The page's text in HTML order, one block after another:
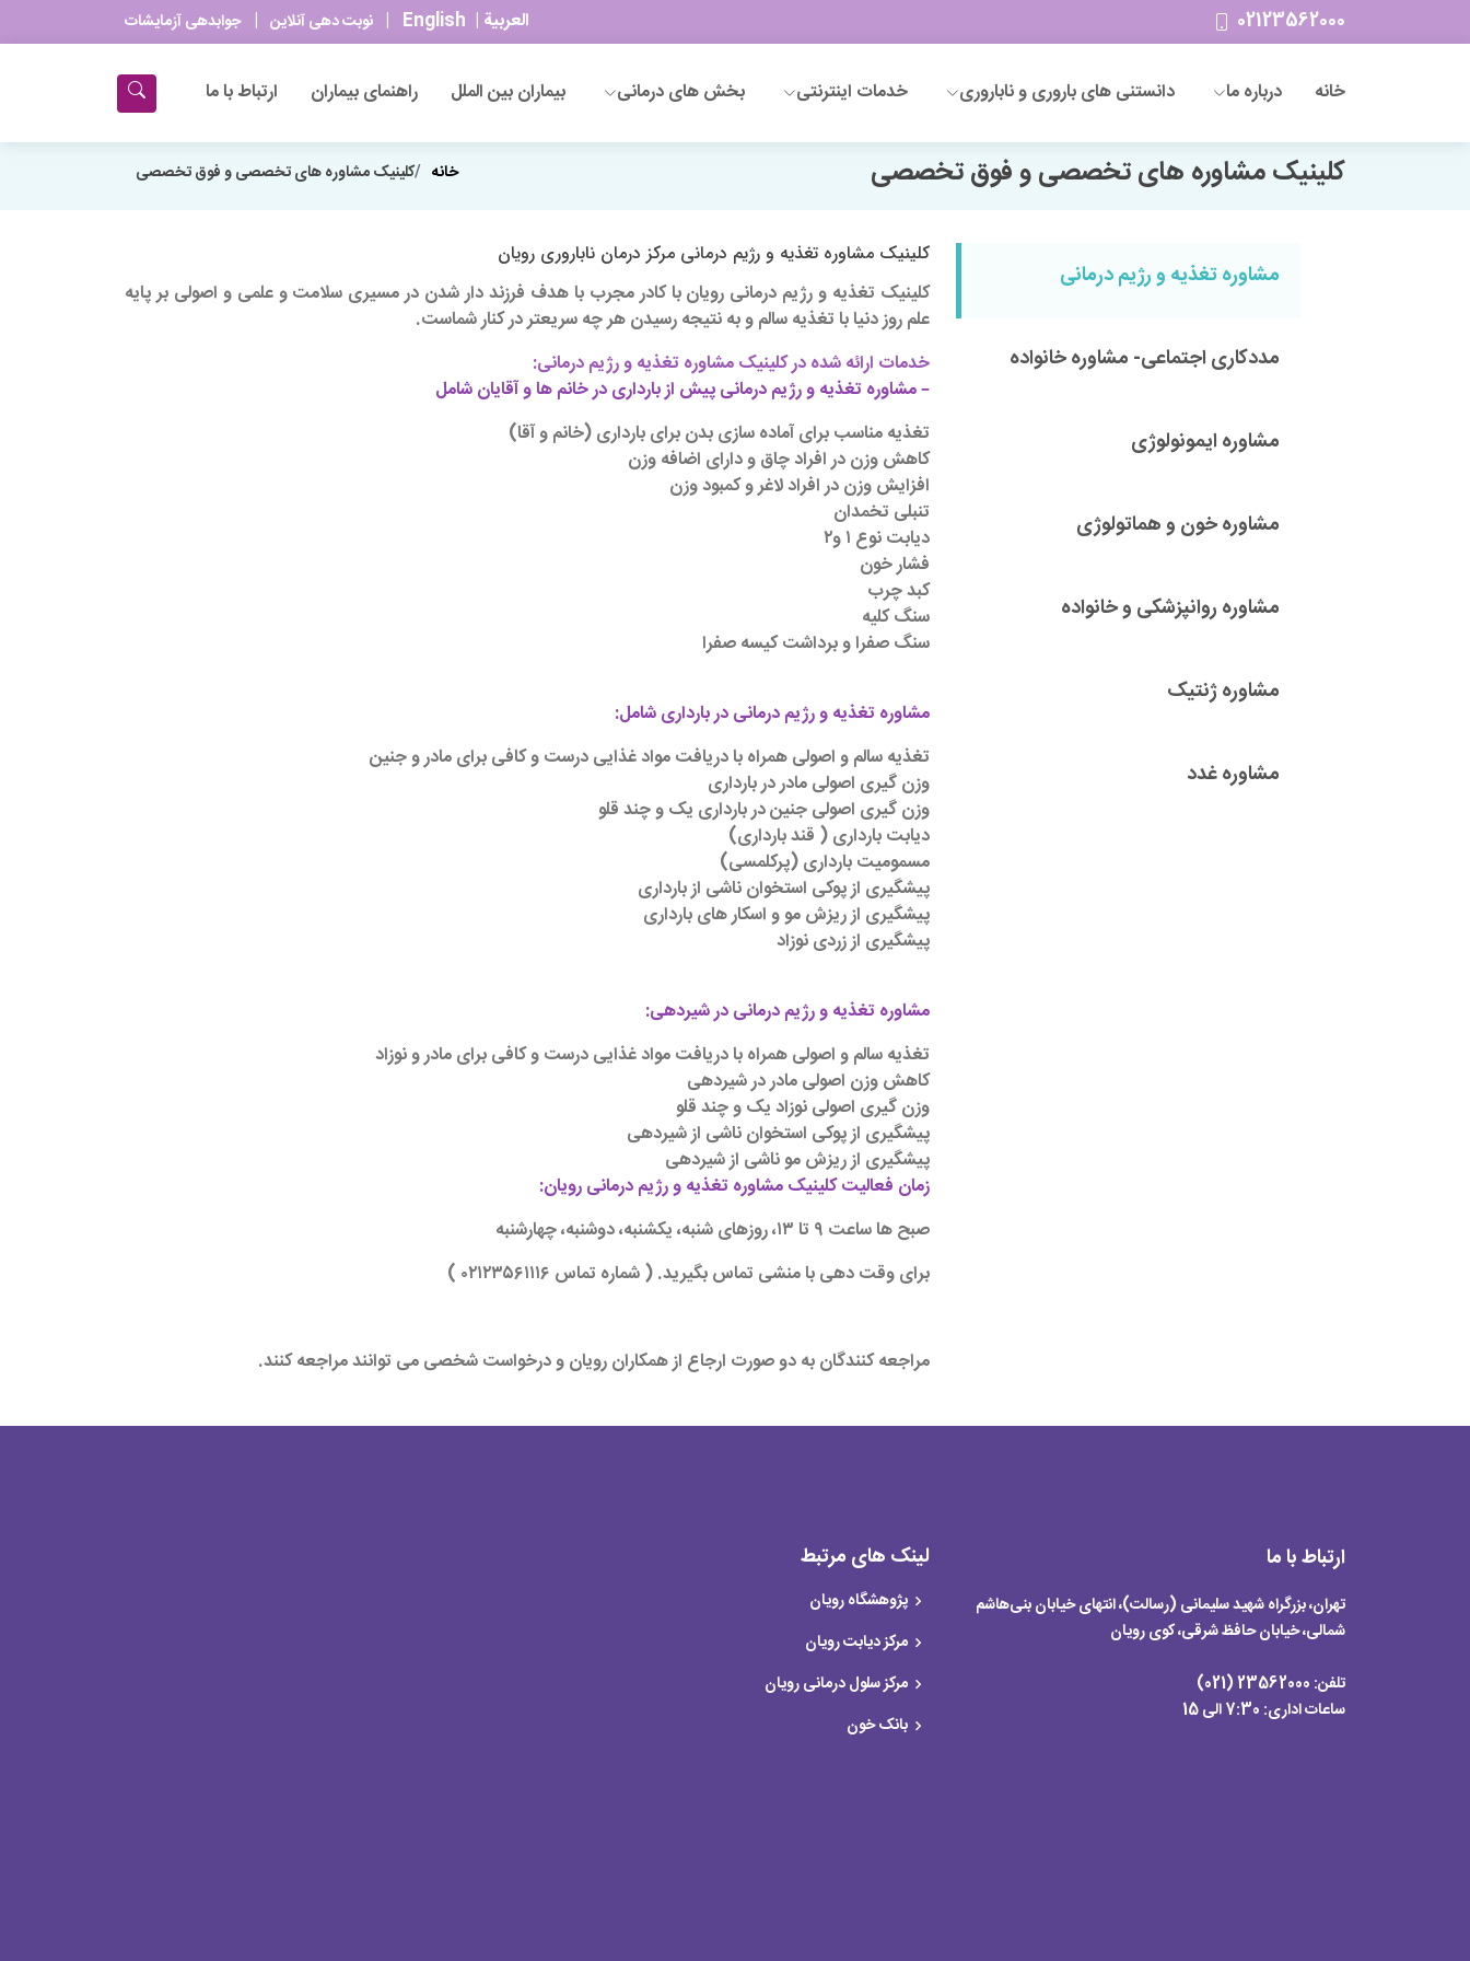
نوبت دهی آنلاین | | English | العربية 02123562000
خانه درباره ما دانستنی های باروری و ناباروری خدمات اینترنتی بخش های درمانی بیماران بین الملل راهنمای بیماران ارتباط با ما
کلینیک مشاوره های تخصصی و فوق تخصصی خانه کلینیک مشاوره های تخصصی و فوق تخصصی
مشاوره تغذیه و رژیم درمانی
مددکاری اجتماعی- مشاوره خانواده
مشاوره ایمونولوژی
مشاوره خون و هماتولوژی
مشاوره روانپزشکی و خانواده
مشاوره ژنتیک
مشاوره غدد
کلینیک مشاوره تغذیه و رژیم درمانی مرکز درمان ناباروری رویان
کلینیک تغذیه و رژیم درمانی رویان با کادر مجرب با هدف فرزند دار شدن در مسیری سلامت و علمی و اصولی بر پایه
علم روز دنیا با تغذیه سالم و به نتیجه رسیدن هر چه سریعتر در کنار شماست.
خدمات ارائه شده در کلینیک مشاوره تغذیه و رژیم درمانی:
– مشاوره تغذیه و رژیم درمانی پیش از بارداری در خانم ها و آقایان شامل
تغذیه مناسب برای آماده سازی بدن برای بارداری (خانم و آقا)
کاهش وزن در افراد چاق و دارای اضافه وزن
افزایش وزن در افراد لاغر و کمبود وزن
تنبلی تخمدان
دیابت نوع ۱ و۲
فشار خون
کبد چرب
سنگ کلیه
سنگ صفرا و برداشت کیسه صفرا
مشاوره تغذیه و رژیم درمانی در بارداری شامل:
تغذیه سالم و اصولی همراه با دریافت مواد غذایی درست و کافی برای مادر و جنین
وزن گیری اصولی مادر در بارداری
وزن گیری اصولی جنین در بارداری یک و چند قلو
دیابت بارداری ( قند بارداری)
مسمومیت بارداری (پرکلمسی)
پیشگیری از پوکی استخوان ناشی از بارداری
پیشگیری از ریزش مو و اسکار های بارداری
پیشگیری از زردی نوزاد
مشاوره تغذیه و رژیم درمانی در شیردهی:
تغذیه سالم و اصولی همراه با دریافت مواد غذایی درست و کافی برای مادر و نوزاد
کاهش وزن اصولی مادر در شیردهی
وزن گیری اصولی نوزاد یک و چند قلو
پیشگیری از پوکی استخوان ناشی از شیردهی
پیشگیری از ریزش مو ناشی از شیردهی
زمان فعالیت کلینیک مشاوره تغذیه و رژیم درمانی رویان:
صبح ها ساعت ۹ تا ۱۳، روزهای شنبه، یکشنبه، دوشنبه، چهارشنبه
برای وقت دهی با منشی تماس بگیرید.( شماره تماس ۰۲۱۲۳۵۶۱۱۱۶ )
مراجعه کنندگان به دو صورت ارجاع از همکاران رویان و درخواست شخصی می توانند مراجعه کنند.
ارتباط با ما
تهران، بزرگراه شهید سلیمانی (رسالت)، انتهای خیابان بنی‌هاشم
شمالی، خیابان حافظ شرقی، کوی رویان
تلفن:
ساعات اداری:
لینک های مرتبط
پژوهشگاه رویان
مرکز دیابت رویان
مرکز سلول درمانی رویان
بانک خون